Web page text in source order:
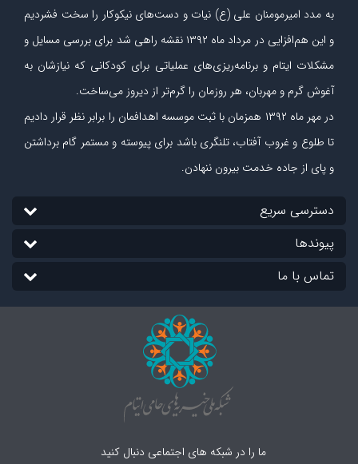
به مدد امیرمومنان علی (ع) نیات و دست‏‌های نیکوکار را سخت فشردیم
و این هم‌افزایی در مرداد ماه ۱۳۹۲ نقشه راهی شد برای بررسی مسایل و
مشکلات ایتام و برنامه‌ریزی‏‌های عملیاتی برای کودکانی که نیازشان به
آغوش گرم و مهربان، هر روزمان را گرم‌تر از دیروز می‏‌ساخت.
در مهر ماه ۱۳۹۲ همزمان با ثبت موسسه اهدافمان را برابر نظر قرار دادیم
تا طلوع و غروب آفتاب، تلنگری باشد برای پیوسته و مستمر گام برداشتن
و پای از جاده‏ خدمت بیرون ننهادن.
دسترسی سریع
پیوندها
تماس با ما
ما را در شبکه های اجتماعی دنبال کنید